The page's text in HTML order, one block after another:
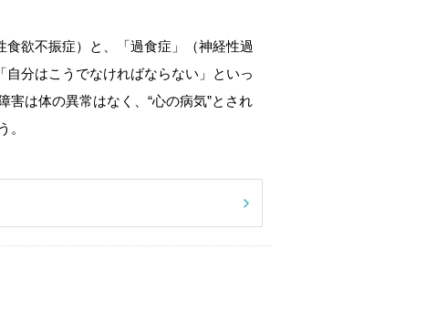
欲不振症）と、「過食症」（神経性過
分はこうでなければならない」といっ
は体の異常はなく、“心の病気”とされ
。